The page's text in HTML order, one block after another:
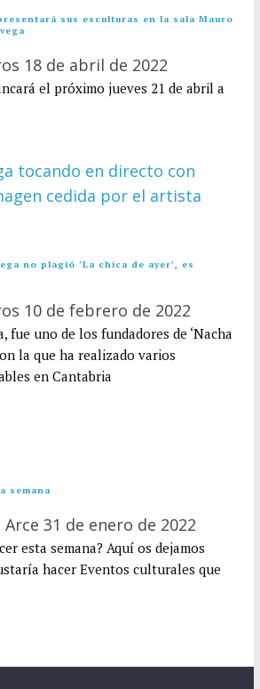
sus esculturas en la sala Mauro
18 de abril de 2022
el próximo jueves 21 de abril a
no plagió ‘La chica de ayer’, es
10 de febrero de 2022
fue uno de los fundadores de ‘Nacha
la que ha realizado varios
en Cantabria
semana
Arce 31 de enero de 2022
esta semana? Aquí os dejamos
hacer Eventos culturales que